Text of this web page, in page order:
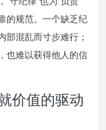
的规范。一个缺乏纪
部混乱而寸步难行；
也难以获得他人的信
价值的驱动